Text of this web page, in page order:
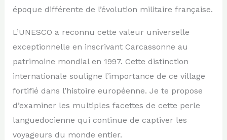
époque différente de l’évolution militaire française.
L’UNESCO a reconnu cette valeur universelle
exceptionnelle en inscrivant Carcassonne au
patrimoine mondial en 1997. Cette distinction
internationale souligne l’importance de ce village
fortifié dans l’histoire européenne. Je te propose
d’examiner les multiples facettes de cette perle
languedocienne qui continue de captiver les
voyageurs du monde entier.